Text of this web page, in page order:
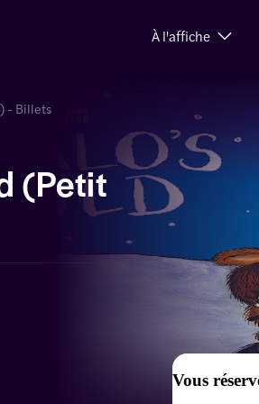
À l'affiche
- Billets
(Petit
Vous